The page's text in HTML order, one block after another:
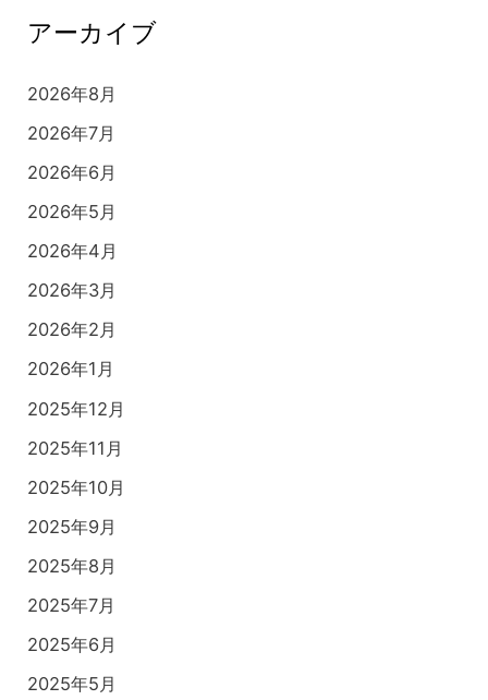
アーカイブ
2026年8月
2026年7月
2026年6月
2026年5月
2026年4月
2026年3月
2026年2月
2026年1月
2025年12月
2025年11月
2025年10月
2025年9月
2025年8月
2025年7月
2025年6月
2025年5月